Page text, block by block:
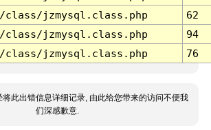
class/jzmysql.class.php
62
class/jzmysql.class.php
94
class/jzmysql.class.php 76
将此出错信息详细记录, 由此给您带来的访问不便我
们深感歉意.